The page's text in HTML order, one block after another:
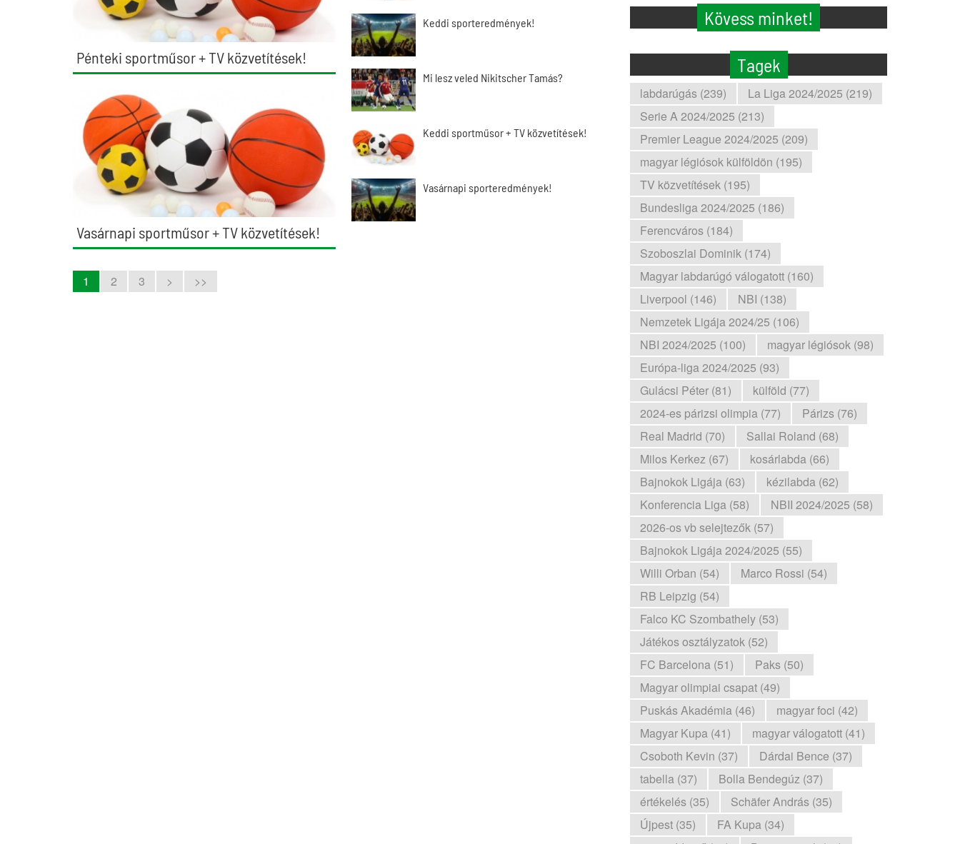
Pénteki sportműsor + TV közvetítések!
Vasárnapi sportműsor + TV közvetítések!
Keddi sporteredmények!
Mi lesz veled Nikitscher Tamás?
Keddi sportműsor + TV közvetítések!
Vasárnapi sporteredmények!
1 2 3 > >>
Kövess minket!
Tagek
labdarúgás (239)
La Liga 2024/2025 (219)
Serie A 2024/2025 (213)
Premier League 2024/2025 (209)
magyar légiósok külföldön (195)
TV közvetítések (195)
Bundesliga 2024/2025 (186)
Ferencváros (184)
Szoboszlai Dominik (174)
Magyar labdarúgó válogatott (160)
Liverpool (146)
NBI (138)
Nemzetek Ligája 2024/25 (106)
NBI 2024/2025 (100)
magyar légiósok (98)
Európa-liga 2024/2025 (93)
Gulácsi Péter (81)
külföld (77)
2024-es párizsi olimpia (77)
Párizs (76)
Real Madrid (70)
Sallai Roland (68)
Milos Kerkez (67)
kosárlabda (66)
Bajnokok Ligája (63)
kézilabda (62)
Konferencia Liga (58)
NBII 2024/2025 (58)
2026-os vb selejtezők (57)
Bajnokok Ligája 2024/2025 (55)
Willi Orban (54)
Marco Rossi (54)
RB Leipzig (54)
Falco KC Szombathely (53)
Játékos osztályzatok (52)
FC Barcelona (51)
Paks (50)
Magyar olimpiai csapat (49)
Puskás Akadémia (46)
magyar foci (42)
Magyar Kupa (41)
magyar válogatott (41)
Csoboth Kevin (37)
Dárdai Bence (37)
tabella (37)
Bolla Bendegúz (37)
értékelés (35)
Schäfer András (35)
Újpest (35)
FA Kupa (34)